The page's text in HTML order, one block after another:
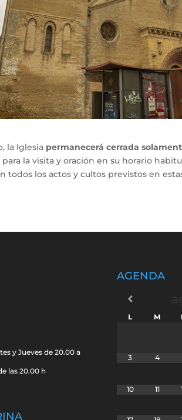
la Iglesiapermanecerá cerrada
la visita y oración en su horario
todos los actos y cultos previstos en
y Jueves de 20.00 a
las 20.00 h
AGENDA
L M
3 4
10 11